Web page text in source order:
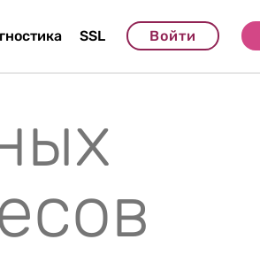
SSL Войти